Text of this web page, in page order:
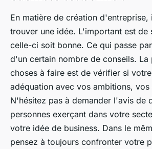
•26 janvier 2021•3 min de lecture
En matière de création
trouver une idée. L'important est de
celle-ci soit bonne. Ce qui passe
d'un certain nombre de conseils. La
choses à faire est de vérifier si
adéquation avec vos ambitions,
N'hésitez pas à demander l'avis de
personnes exerçant dans votre
votre idée de business. Dans le
pensez à toujours confronter votre